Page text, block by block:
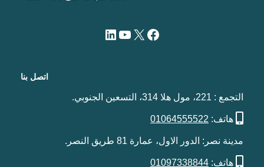
اتصل بنا
التجمع : 221، مول هلا 314، التسعين الجنوبي.
هاتف: 01064555522
مدينة نصر: الدور الاول، عمارة 81 طريق النصر.
هاتف: 01097338844